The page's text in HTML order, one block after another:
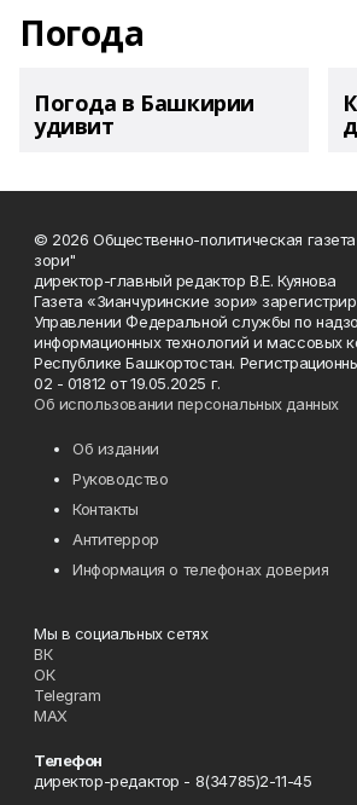
Погода
Погода в Башкирии
удивит
© 2026 Общественно-политическая
зори"
директор-главный редактор В.Е. Куянова
Газета «Зианчуринские зори»
Управлении Федеральной службы по
информационных технологий и массовых
Республике Башкортостан.
02 - 01812 от 19.05.2025 г.
Об использовании персональных данных
Об издании
Руководство
Контакты
Антитеррор
Информация о телефонах доверия
Мы в социальных сетях
ВК
ОК
Telegram
MAX
Телефон
директор-редактор - 8(34785)2-11-45